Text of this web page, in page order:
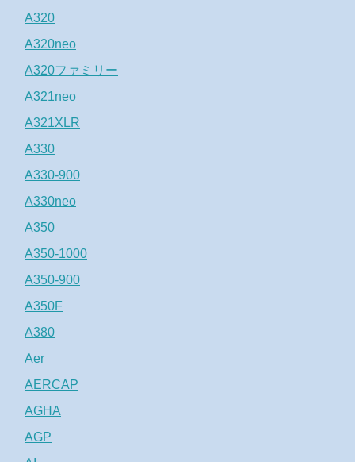
A320
A320neo
A320ファミリー
A321neo
A321XLR
A330
A330-900
A330neo
A350
A350-1000
A350-900
A350F
A380
Aer
AERCAP
AGHA
AGP